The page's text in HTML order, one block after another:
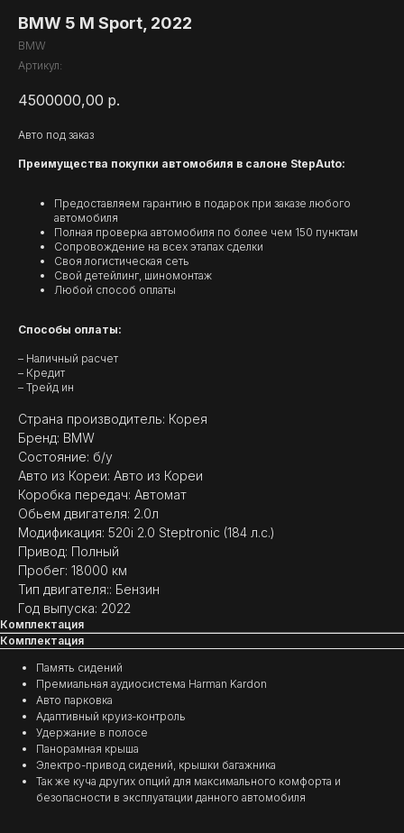
BMW 5 M Sport, 2022
BMW
Артикул:
4500000,00 р.
Авто под заказ
Преимущества покупки автомобиля в салоне StepAuto:
Предоставляем гарантию в подарок при заказе любого
автомобиля
Полная проверка автомобиля по более чем 150 пунктам
Сопровождение на всех этапах сделки
Своя логистическая сеть
Свой детейлинг, шиномонтаж
Любой способ оплаты
Способы оплаты:
– Наличный расчет
– Кредит
– Трейд ин
Страна производитель: Корея
Бренд: BMW
Состояние: б/у
Авто из Кореи: Авто из Кореи
Коробка передач: Автомат
Обьем двигателя: 2.0л
Модификация: 520i 2.0 Steptronic (184 л.с.)
Привод: Полный
Пробег: 18000 км
Тип двигателя:: Бензин
Год выпуска: 2022
Комплектация
Комплектация
Память сидений
Премиальная аудиосистема Harman Kardon
Авто парковка
Адаптивный круиз-контроль
Удержание в полосе
Панорамная крыша
Электро-привод сидений, крышки багажника
Так же куча других опций для максимального комфорта и
безопасности в эксплуатации данного автомобиля
МНЕНИЕ ДОВОЛЬНЫХ
КЛИЕНТОВ — ГЛАВНЫЙ
ПОКАЗАТЕЛЬ КАЧЕСТВА
НАШЕЙ РАБОТЫ
ОТЗЫВЫ)